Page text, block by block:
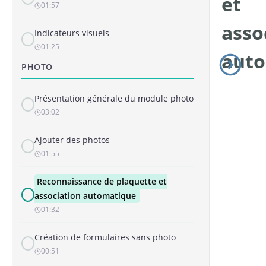
01:57
Indicateurs visuels
01:25
PHOTO
Présentation générale du module photo
03:02
Ajouter des photos
01:55
Reconnaissance de plaquette et
association automatique
01:32
Création de formulaires sans photo
00:51